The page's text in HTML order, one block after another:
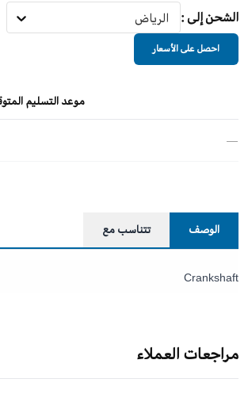
الشحن إلى : الرياض
احصل على الأسعار
موعد التسليم
—
الوصف تتناسب مع
Crankshaft
مراجعات العملاء